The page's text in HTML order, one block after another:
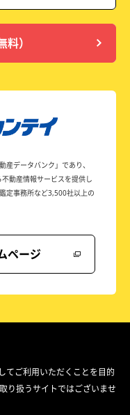
）
動産データバンク」であり、
動産情報サービスを提供し
定事務所など3,500社以上の
ページ
てご利用いただくことを目的
り扱うサイトではございませ